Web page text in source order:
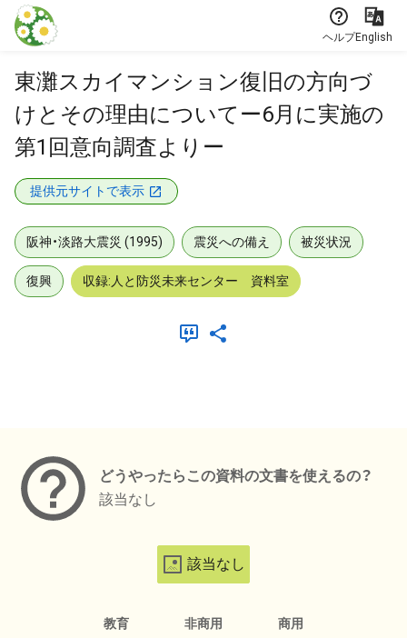
本文に飛ぶ
ヘルプEnglish
東灘スカイマンション復旧の方向づ
けとその理由についてー6月に実施の
第1回意向調査よりー
提供元サイトで表示
阪神・淡路大震災 (1995) 震災への備え 被災状況
復興 収録:人と防災未来センター 資料室
どうやったらこの資料の文書を使えるの？
該当なし
該当なし
教育 非商用 商用